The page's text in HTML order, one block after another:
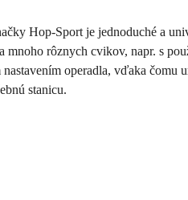
Hop-Sport je jednoduché a
rôznych cvikov, napr. s
operadla, vďaka
stanicu.